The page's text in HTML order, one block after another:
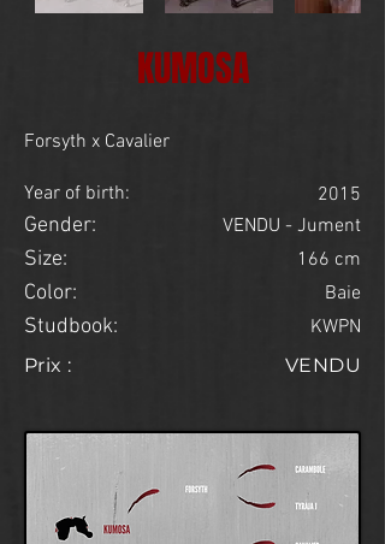
KUMOSA
Forsyth x Cavalier
Year of birth: 2015
Gender: VENDU - Jument
Size: 166 cm
Color: Baie
Studbook: KWPN
Prix : VENDU